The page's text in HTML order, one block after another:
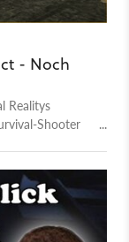
- Noch
Realitys
Shooter
auf.